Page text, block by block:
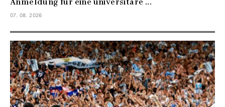
07. 08. 2026